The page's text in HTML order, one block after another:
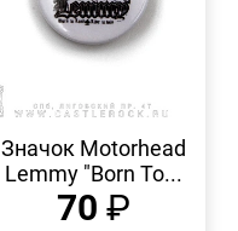
ПРОСМОТР
Значок Motorhead
Lemmy "Born To...
70 ₽